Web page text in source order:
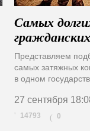
Самых
Представляем
самых затяжных
в одном
27 сентября
14793 ( 0